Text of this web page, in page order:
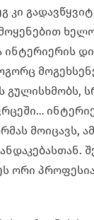
კი
ინტერიერის
გულისხმობს,
მოიცავს,
ორი